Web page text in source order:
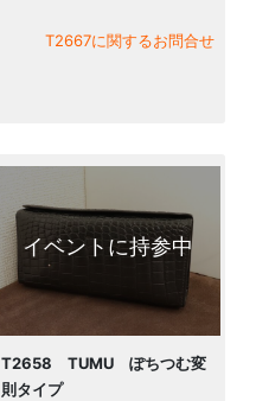
T2667に関するお問合せ
イベントに持参中
T2658 TUMU ぽちつむ変
則タイプ